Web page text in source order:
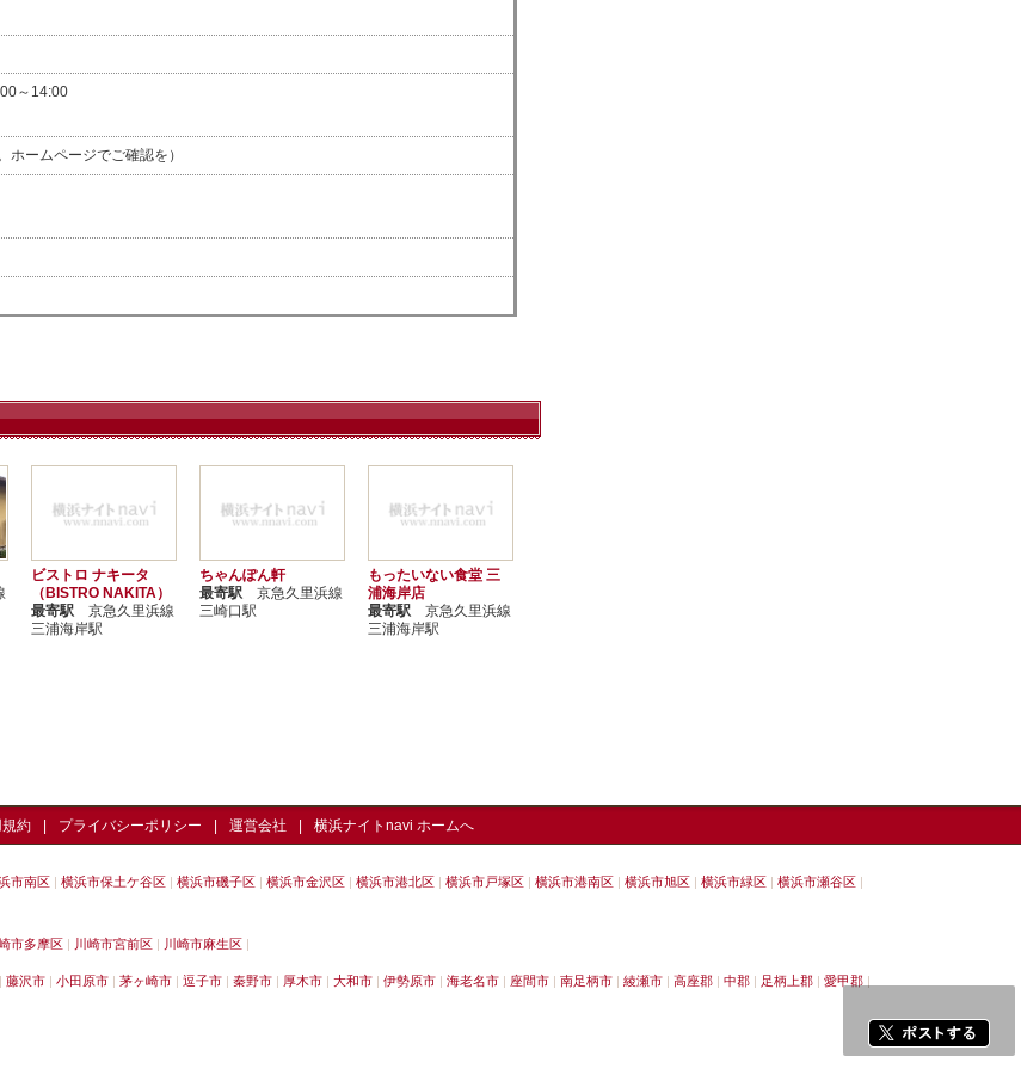
～14:00
ームページでご確認を）
ビストロ ナキータ
（BISTRO NAKITA）
最寄駅 京急久里浜線
三浦海岸駅
ちゃんぽん軒
最寄駅 京急久里浜線
三崎口駅
もったいない食堂 三
浦海岸店
最寄駅 京急久里浜線
三浦海岸駅
約 プライバシーポリシー 運営会社 横浜ナイトnavi ホームへ
市南区 横浜市保土ケ谷区 横浜市磯子区 横浜市金沢区 横浜市港北区 横浜市戸塚区 横浜市港南区 横浜市旭区 横浜市緑区
横浜市瀬谷区
市多摩区 川崎市宮前区 川崎市麻生区
藤沢市 小田原市 茅ヶ崎市 逗子市 秦野市 厚木市 大和市 伊勢原市 海老名市 座間市 南足柄市 綾瀬市 高座郡 中郡 足柄上郡
愛甲郡